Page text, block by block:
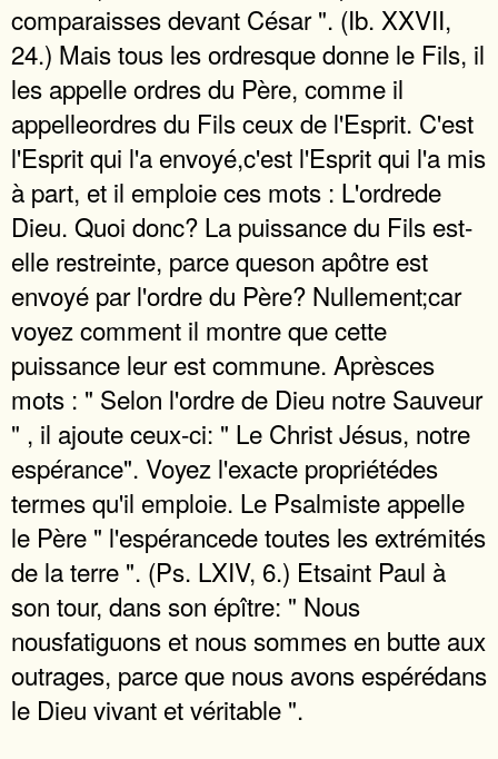
comparaisses devant César ". (Ib. XXVII,
24.) Mais tous les ordresque donne le Fils, il
les appelle ordres du Père, comme il
appelleordres du Fils ceux de l'Esprit. C'est
l'Esprit qui l'a envoyé,c'est l'Esprit qui l'a mis
à part, et il emploie ces mots : L'ordrede
Dieu. Quoi donc? La puissance du Fils est-
elle restreinte, parce queson apôtre est
envoyé par l'ordre du Père? Nullement;car
voyez comment il montre que cette
puissance leur est commune. Aprèsces
mots : " Selon l'ordre de Dieu notre Sauveur
" , il ajoute ceux-ci: " Le Christ Jésus, notre
espérance". Voyez l'exacte propriétédes
termes qu'il emploie. Le Psalmiste appelle
le Père " l'espérancede toutes les extrémités
de la terre ". (Ps. LXIV, 6.) Etsaint Paul à
son tour, dans son épître: " Nous
nousfatiguons et nous sommes en butte aux
outrages, parce que nous avons espérédans
le Dieu vivant et véritable ".